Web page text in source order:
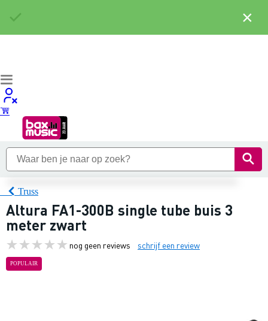
Truss
Altura FA1-300B single tube buis 3
meter zwart
nog geen reviews schrijf een review
POPULAIR
×